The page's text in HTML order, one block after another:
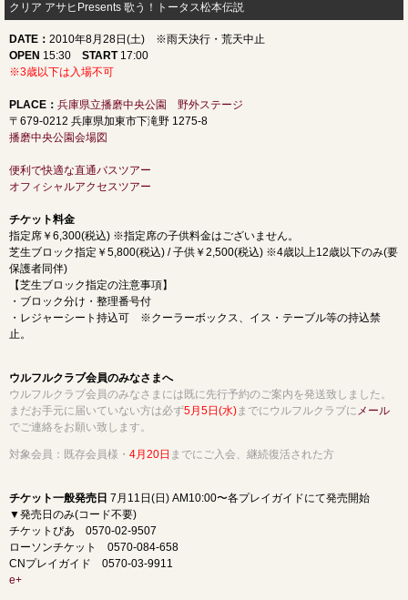
クリア アサヒPresents 歌う！トータス松本伝説
DATE ： 2010年8月28日(土) ※雨天決行・荒天中止
OPEN 15:30 START17:00
※3歳以下は入場不可
PLACE ： 兵庫県立播磨中央公園 野外ステージ
〒679-0212 兵庫県加東市下滝野 1275-8
播磨中央公園会場図
便利で快適な直通バスツアー
オフィシャルアクセスツアー
チケット料金
指定席￥6,300(税込) ※指定席の子供料金はございません。
芝生ブロック指定￥5,800(税込) / 子供￥2,500(税込) ※4歳以上12歳以下のみ(要
保護者同伴)
【芝生ブロック指定の注意事項】
・ブロック分け・整理番号付
・レジャーシート持込可 ※クーラーボックス、イス・テーブル等の持込禁
止。
ウルフルクラブ会員のみなさまへ
ウルフルクラブ会員のみなさまには既に先行予約のご案内を発送致しました。
まだお手元に届いていない方は必ず5月5日(水)までにウルフルクラブに メール
でご連絡をお願い致します。
対象会員：既存会員様・ 4月20日 までにご入会、継続復活された方
チケット一般発売日 7月11日(日) AM10:00〜各プレイガイドにて発売開始
▼発売日のみ(コード不要)
チケットぴあ 0570-02-9507
ローソンチケット 0570-084-658
CNプレイガイド 0570-03-9911
e+